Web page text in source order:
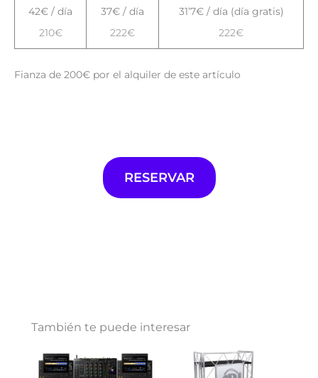
42€ / día
210€
37€ / día
222€
31’7€ / día (día gratis)
222€
Fianza de 200€ por el alquiler de este artículo
RESERVAR
También te puede interesar